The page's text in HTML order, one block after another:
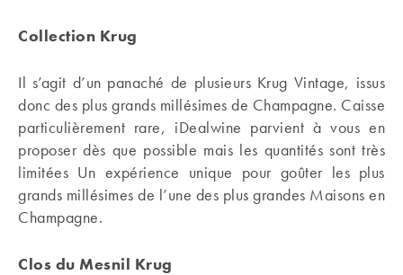
Collection Krug
Il s’agit d’un panaché de plusieurs Krug Vintage, issus
donc des plus grands millésimes de Champagne. Caisse
particulièrement rare, iDealwine parvient à vous en
proposer dès que possible mais les quantités sont très
limitées Un expérience unique pour goûter les plus
grands millésimes de l’une des plus grandes Maisons en
Champagne.
Clos du Mesnil Krug